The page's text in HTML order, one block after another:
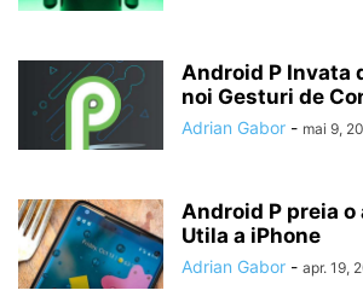
Android P Invata
noi Gesturi de
Adrian Gabor - mai 9,
Android P preia
Utila a iPhone
Adrian Gabor - apr. 19,